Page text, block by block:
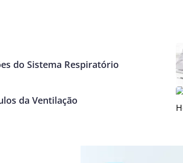
do Sistema Respiratório
da Ventilação